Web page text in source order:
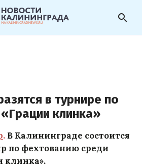
search
в турнире по
клинка»
. В Калининграде состоится
по фехтованию среди
клинка».